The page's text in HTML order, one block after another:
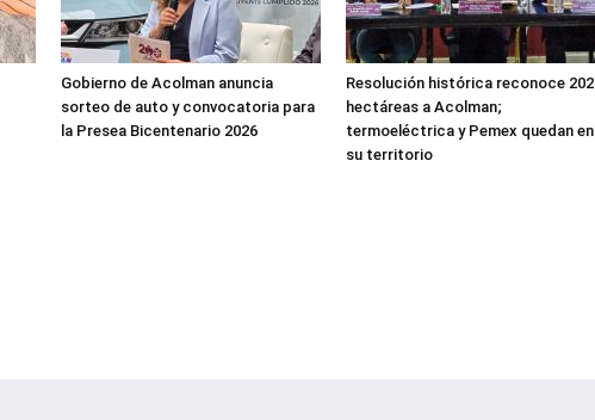
Gobierno de Acolman anuncia
sorteo de auto y convocatoria para
la Presea Bicentenario 2026
Resolución histórica reconoce 202
hectáreas a Acolman;
termoeléctrica y Pemex quedan en
su territorio